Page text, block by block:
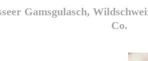
Gamsgulasch,
Co.